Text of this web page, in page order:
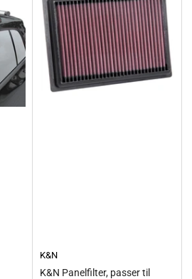
K&N
K&N Panelfilter, passer til